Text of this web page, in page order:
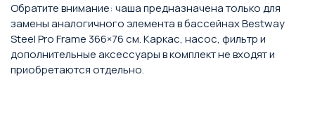
Обратите внимание: чаша предназначена только для
замены аналогичного элемента в бассейнах Bestway
Steel Pro Frame 366×76 см. Каркас, насос, фильтр и
дополнительные аксессуары в комплект не входят и
приобретаются отдельно.